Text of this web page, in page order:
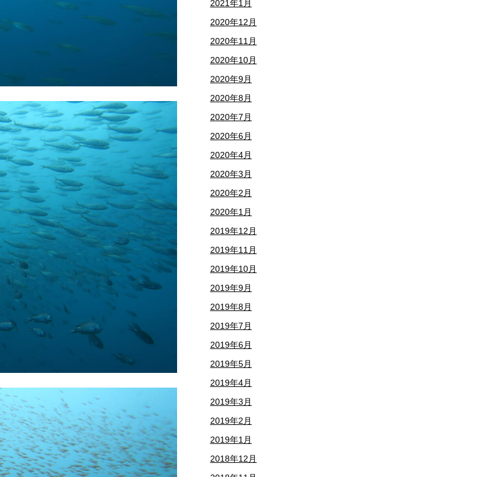
2021年1月
2020年12月
2020年11月
2020年10月
2020年9月
2020年8月
2020年7月
2020年6月
2020年4月
2020年3月
2020年2月
2020年1月
2019年12月
2019年11月
2019年10月
2019年9月
2019年8月
2019年7月
2019年6月
2019年5月
2019年4月
2019年3月
2019年2月
2019年1月
2018年12月